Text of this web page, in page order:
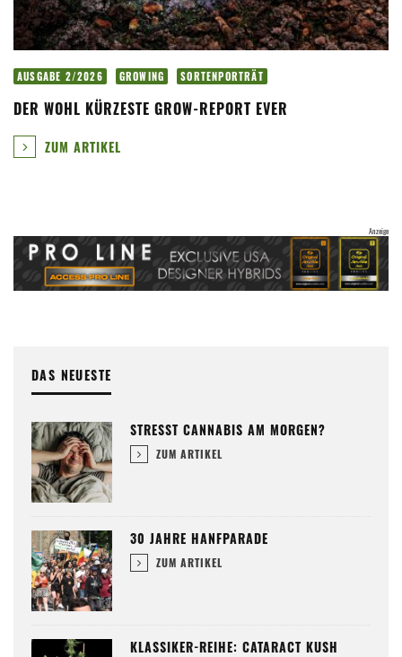
AUSGABE 2/2026 GROWING SORTENPORTRÄT
DER WOHL KÜRZESTE GROW-REPORT EVER
ZUM ARTIKEL
DAS NEUESTE
STRESST CANNABIS AM MORGEN?
ZUM ARTIKEL
30 JAHRE HANFPARADE
ZUM ARTIKEL
KLASSIKER-REIHE: CATARACT KUSH